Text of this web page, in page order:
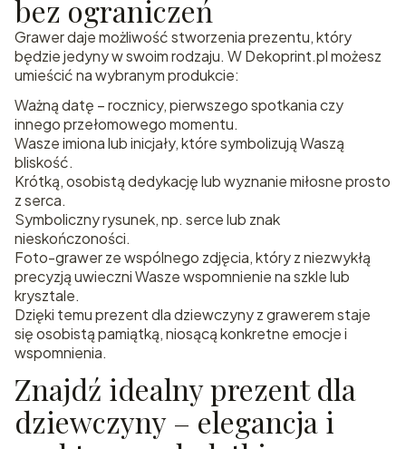
bez ograniczeń
Grawer daje możliwość stworzenia prezentu, który
będzie jedyny w swoim rodzaju. W Dekoprint.pl możesz
umieścić na wybranym produkcie:
Ważną datę – rocznicy, pierwszego spotkania czy
innego przełomowego momentu.
Wasze imiona lub inicjały, które symbolizują Waszą
bliskość.
Krótką, osobistą dedykację lub wyznanie miłosne prosto
z serca.
Symboliczny rysunek, np. serce lub znak
nieskończoności.
Foto-grawer ze wspólnego zdjęcia, który z niezwykłą
precyzją uwieczni Wasze wspomnienie na szkle lub
krysztale.
Dzięki temu prezent dla dziewczyny z grawerem staje
się osobistą pamiątką, niosącą konkretne emocje i
wspomnienia.
Znajdź idealny prezent dla
dziewczyny – elegancja i